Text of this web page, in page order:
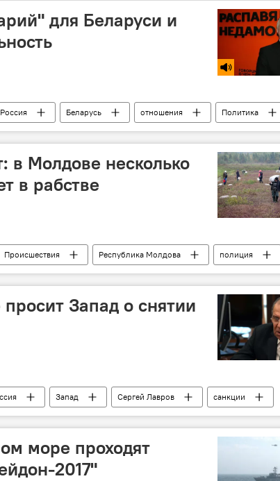
для Беларуси и
Россия Беларусь отношения Политика
Молдове несколько
в рабстве
Происшествия Республика Молдова
полиция
Запад о снятии
Запад Сергей Лавров санкции
море проходят
2017"